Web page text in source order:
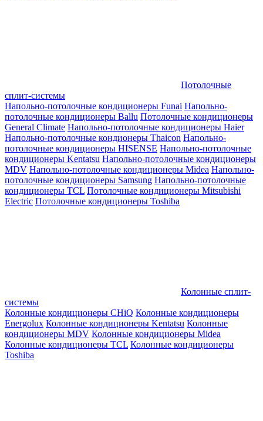
Потолочные
сплит-системы
Напольно-потолочные кондиционеры Funai Напольно-
потолочные кондиционеры Ballu Потолочные кондиционеры
General Climate Напольно-потолочные кондиционеры Haier
Напольно-потолочные кондионеры Thaicon Напольно-
потолочные кондиционеры HISENSE Напольно-потолочные
кондиционеры Kentatsu Напольно-потолочные кондиционеры
MDV Напольно-потолочные кондиционеры Midea Напольно-
потолочные кондиционеры Samsung Напольно-потолочные
кондиционеры TCL Потолочные кондиционеры Mitsubishi
Electric Потолочные кондиционеры Toshiba
Колонные сплит-
системы
Колонные кондиционеры CHiQ Колонные кондиционеры
Energolux Колонные кондиционеры Kentatsu Колонные
кондиционеры MDV Колонные кондиционеры Midea
Колонные кондиционеры TCL Колонные кондиционеры
Toshiba